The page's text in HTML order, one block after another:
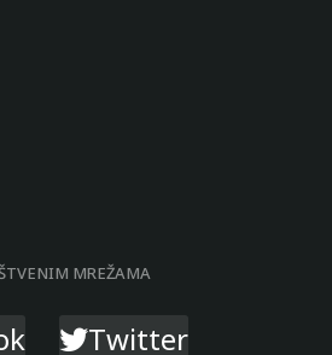
MREŽAMA
Twitter